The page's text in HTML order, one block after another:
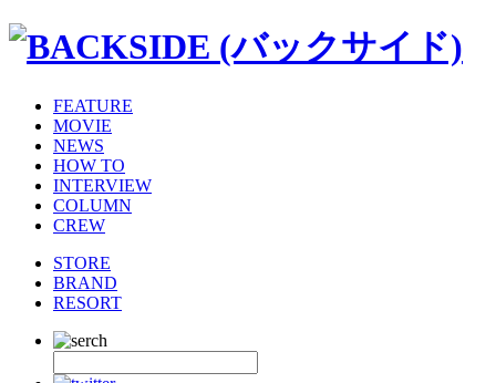
FEATURE
MOVIE
NEWS
HOW TO
INTERVIEW
COLUMN
CREW
STORE
BRAND
RESORT